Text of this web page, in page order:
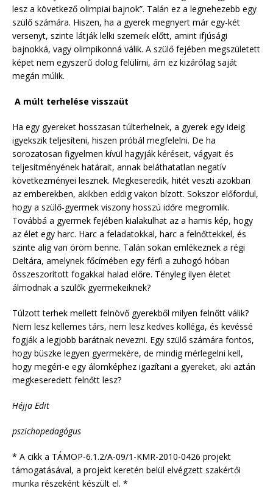
lesz a következő olimpiai bajnok”. Talán ez a legnehezebb egy
szülő számára. Hiszen, ha a gyerek megnyert már egy-két
versenyt, szinte látják lelki szemeik előtt, amint ifjúsági
bajnokká, vagy olimpikonná válik. A szülő fejében megszületett
képet nem egyszerű dolog felülírni, ám ez kizárólag saját
megán múlik.
A múlt terhelése visszaüt
Ha egy gyereket hosszasan túlterhelnek, a gyerek egy ideig
igyekszik teljesíteni, hiszen próbál megfelelni. De ha
sorozatosan figyelmen kívül hagyják kéréseit, vágyait és
teljesítményének határait, annak beláthatatlan negatív
következményei lesznek. Megkeseredik, hitét veszti azokban
az emberekben, akikben eddig vakon bízott. Sokszor előfordul,
hogy a szülő-gyermek viszony hosszú időre megromlik.
Továbbá a gyermek fejében kialakulhat az a hamis kép, hogy
az élet egy harc. Harc a feladatokkal, harc a felnőttekkel, és
szinte alig van öröm benne. Talán sokan emlékeznek a régi
Deltára, amelynek főcímében egy férfi a zuhogó hóban
összeszorított fogakkal halad előre. Tényleg ilyen életet
álmodnak a szülők gyermekeiknek?
Túlzott terhek mellett felnövő gyerekből milyen felnőtt válik?
Nem lesz kellemes társ, nem lesz kedves kolléga, és kevéssé
fogják a legjobb barátnak nevezni. Egy szülő számára fontos,
hogy büszke legyen gyermekére, de mindig mérlegelni kell,
hogy megéri-e egy álomképhez igazítani a gyereket, aki aztán
megkeseredett felnőtt lesz?
Héjja Edit
pszichopedagógus
* A cikk a TÁMOP-6.1.2/A-09/1-KMR-2010-0426 projekt
támogatásával, a projekt keretén belül elvégzett szakértői
munka részeként készült el. *